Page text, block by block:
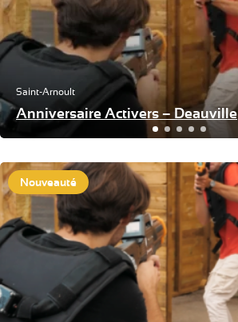
Saint-Arnoult
Anniversaire Activers – Deauville
Nouveauté